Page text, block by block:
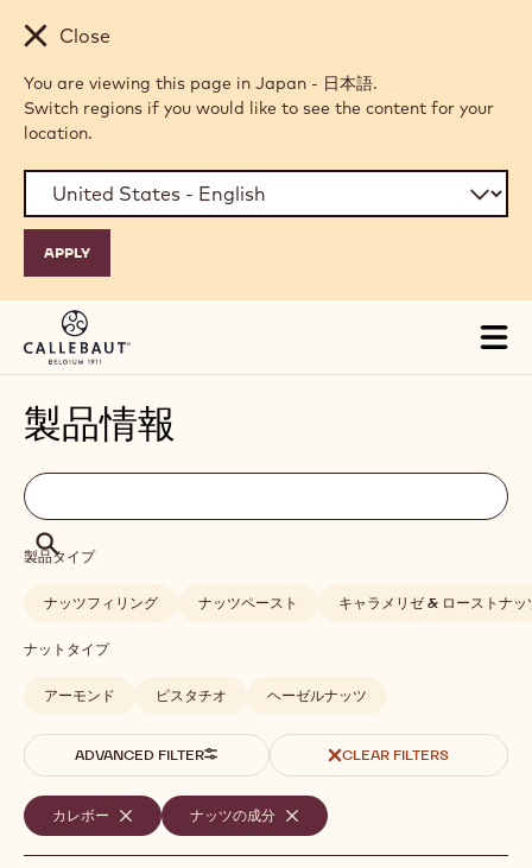
Skip to main content
Close
You are viewing this page in Japan - 日本語.
Switch regions if you would like to see the content for your
location.
製品情報
Filters
Filters:
search
検
索
検
製品タイプ
ナッツフィリング ナッツペースト キャラメリゼ & ローストナッ
ナットタイプ
アーモンド ピスタチオ ヘーゼルナッツ
ADVANCED FILTER CLEAR FILTERS
選
択
カレボー
REMOVE
FILTER
ナッツの成分
REMOVE
FILTER